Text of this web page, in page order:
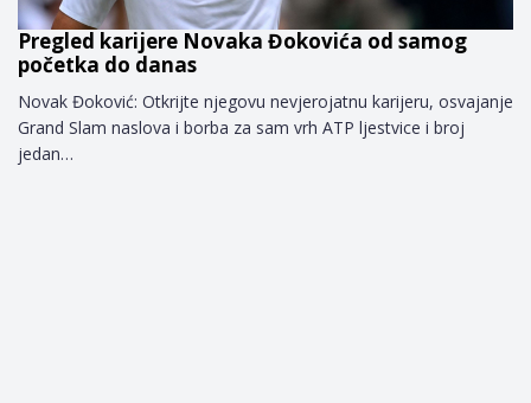
Pregled karijere Novaka Đokovića od samog
početka do danas
Novak Đoković: Otkrijte njegovu nevjerojatnu karijeru, osvajanje
Grand Slam naslova i borba za sam vrh ATP ljestvice i broj
jedan…